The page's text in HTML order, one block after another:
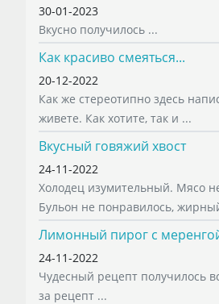
30-01-2023
Вкусно получилось ...
Как красиво смеяться...
20-12-2022
Как же стереотипно здесь
живете. Как хотите, так и ...
Вкусный говяжий хвост
24-11-2022
Холодец изумительный. Мясо
Бульон не понравилось,
Лимонный пирог с
24-11-2022
Чудесный рецепт получилось
за рецепт ...